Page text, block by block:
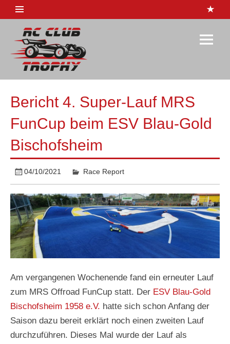
Skip
content
Bericht 4. Super-Lauf MRS
FunCup beim ESV Blau-Gold
Bischofsheim
04/10/2021 Race Report
Am vergangenen Wochenende fand ein erneuter Lauf
zum MRS Offroad FunCup statt. Der ESV Blau-Gold
Bischofsheim 1958 e.V. hatte sich schon Anfang der
Saison dazu bereit erklärt noch einen zweiten Lauf
durchzuführen. Dieses Mal wurde der Lauf als